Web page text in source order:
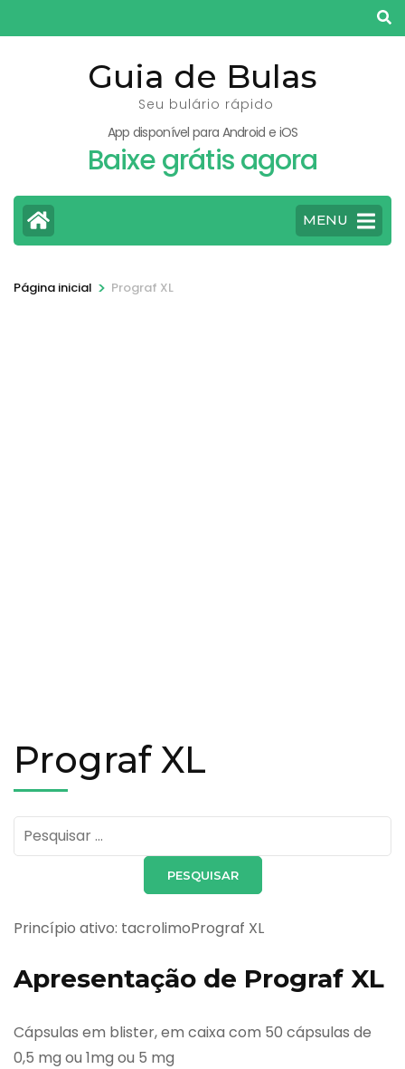
para
Guia de Bulas
Seu bulário rápido
App disponível para Android e iOS
Baixe grátis agora
MENU
Página inicial > Prograf XL
Prograf XL
Pesquisar
por:
Princípio ativo: tacrolimoPrograf XL
Apresentação de Prograf XL
Cápsulas em blister, em caixa com 50 cápsulas de
0,5 mg ou 1mg ou 5 mg